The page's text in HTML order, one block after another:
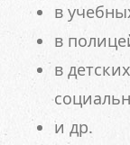
в
в
в
и др.